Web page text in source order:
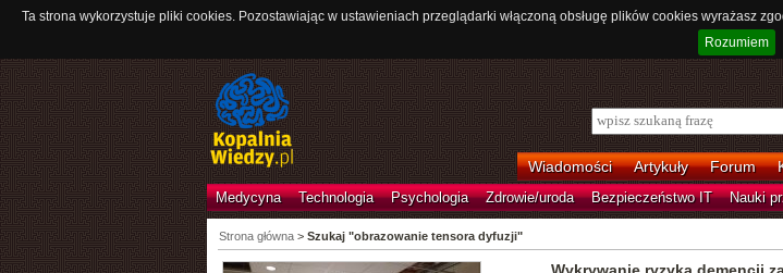
Ta strona wykorzystuje pliki cookies. Pozostawiając w ustawieniach przeglądarki włączoną obsługę plików cookies wyrażasz
Rozumiem
Wiadomości Artykuły Forum
Medycyna Technologia Psychologia Zdrowie/uroda Bezpieczeństwo IT Nauki
Strona główna> Szukaj "obrazowanie tensora dyfuzji"